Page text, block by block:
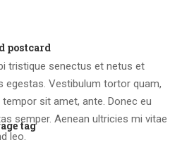
tristique senectus et netus et
egestas. Vestibulum tortor quam,
sit amet, ante. Donec eu
semper. Aenean ultricies mi vitae
leo.
postcard
tag